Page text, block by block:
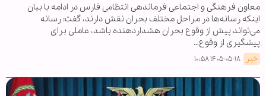
معاون فرهنگی و اجتماعی فرماندهی انتظامی فارس در ادامه با بیان
اینکه رسانه‌ها در مراحل مختلف بحران نقش دارند، گفت: رسانه
می‌تواند پیش از وقوع بحران هشداردهنده باشد، عاملی برای
پیشگیری از وقوع…
خبر ۱۴۰۵-۰۵-۱۸ ۱۰:۵۸